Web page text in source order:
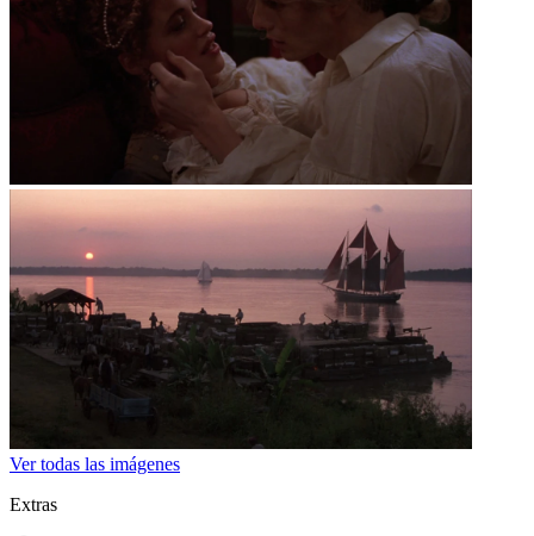
Ver todas las imágenes
Extras